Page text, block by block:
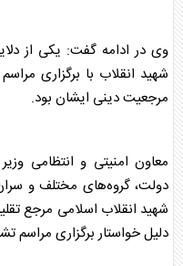
وی در ادامه گفت: یکی از
شهید انقلاب با برگزاری
مرجعیت دینی ایشان بود.
معاون امنیتی و انتظامی
دولت، گروه‌های مختلف و
شهید انقلاب اسلامی مرجع
دلیل خواستار برگزاری مراسم